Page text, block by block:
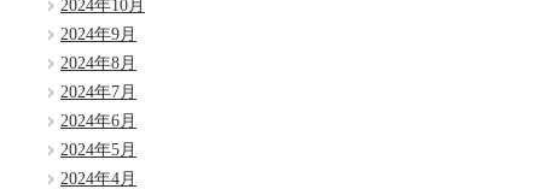
2024年10月
2024年9月
2024年8月
2024年7月
2024年6月
2024年5月
2024年4月